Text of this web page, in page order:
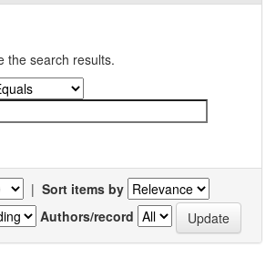
the search results.
| Sort items by
Authors/record